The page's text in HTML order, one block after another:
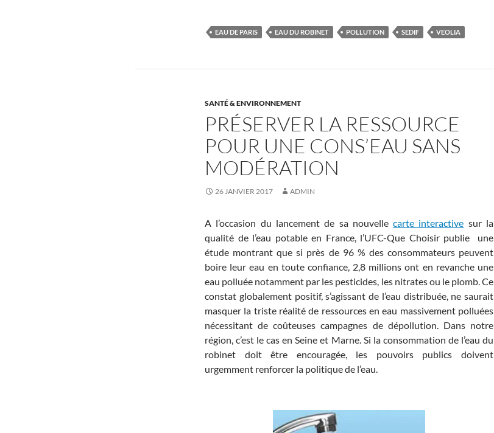
EAU DE PARIS EAU DU ROBINET POLLUTION SEDIF VEOLIA
SANTÉ & ENVIRONNEMENT
PRÉSERVER LA RESSOURCE
POUR UNE CONS’EAU SANS
MODÉRATION
26 JANVIER 2017 ADMIN
A l’occasion du lancement de sa nouvellecarte interactive sur la
qualité de l’eau potable en France, l’UFC-Que Choisir publie une
étude montrant que si près de 96 % des consommateurs peuvent
boire leur eau en toute confiance, 2,8 millions ont en revanche une
eau polluée notamment par les pesticides, les nitrates ou le plomb. Ce
constat globalement positif, s’agissant de l’eau distribuée, ne saurait
masquer la triste réalité de ressources en eau massivement polluées
nécessitant de coûteuses campagnes de dépollution. Dans notre
région, c’est le cas en Seine et Marne. Si la consommation de l’eau du
robinet doit être encouragée, les pouvoirs publics doivent
urgemment renforcer la politique de l’eau.